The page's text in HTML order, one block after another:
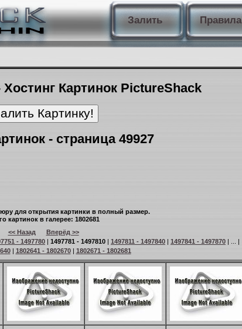
Залить Правила
Картинок PictureShack
- страница 49927
для открытия картинки в полный размер.
картинок в галерее: 1802681
<< Назад
Вперёд >>
- 1497780 | 1497781 - 1497810 | 1497811 - 1497840 | 1497841 - 1497870 | ... |
| 1802641 - 1802670| 1802671 - 1802681